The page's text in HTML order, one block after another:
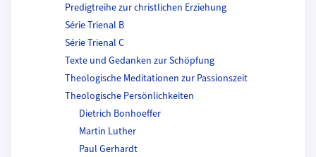
Predigtreihe zur christlichen Erziehung
Série Trienal B
Série Trienal C
Texte und Gedanken zur Schöpfung
Theologische Meditationen zur Passionszeit
Theologische Persönlichkeiten
Dietrich Bonhoeffer
Martin Luther
Paul Gerhardt